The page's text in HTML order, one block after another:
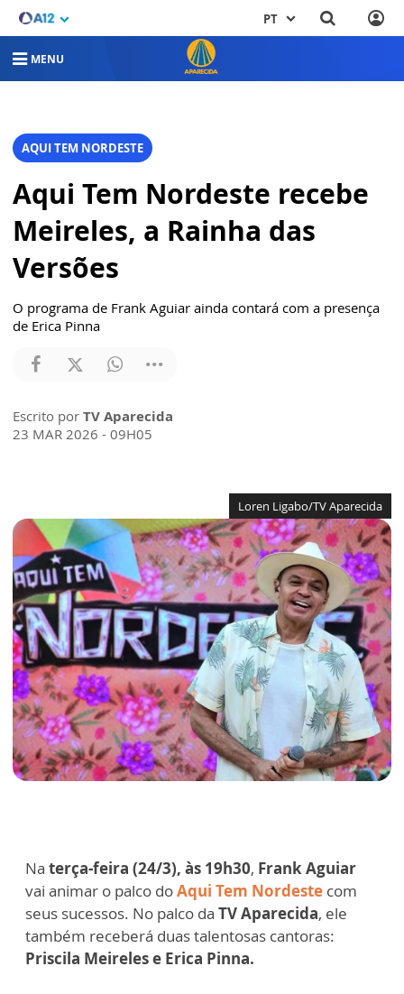
PT
MENU
AQUI TEM NORDESTE
Aqui Tem Nordeste recebe
Meireles, a Rainha das
Versões
O programa de Frank Aguiar ainda contará com a presença
de Erica Pinna
Escrito por TV Aparecida
23 MAR 2026 - 09H05
Loren Ligabo/TV Aparecida
Na terça-feira (24/3), às 19h30, Frank Aguiar
vai animar o palco doAqui Tem Nordeste com
seus sucessos. No palco da TV Aparecida, ele
também receberá duas talentosas cantoras:
Priscila Meireles e Erica Pinna.